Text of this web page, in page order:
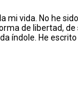
mi vida. No he
de libertad,
índole. He